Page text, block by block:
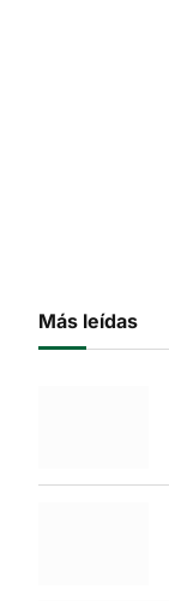
Más leídas